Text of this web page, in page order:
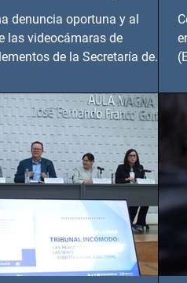
denuncia oportuna y al
las videocámaras de
de la Secretaría de